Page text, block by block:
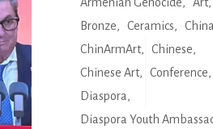
Bronze
Ceramics
China
ChinArmArt
Chinese
Chinese Art
Conference
Diaspora
Diaspora Youth